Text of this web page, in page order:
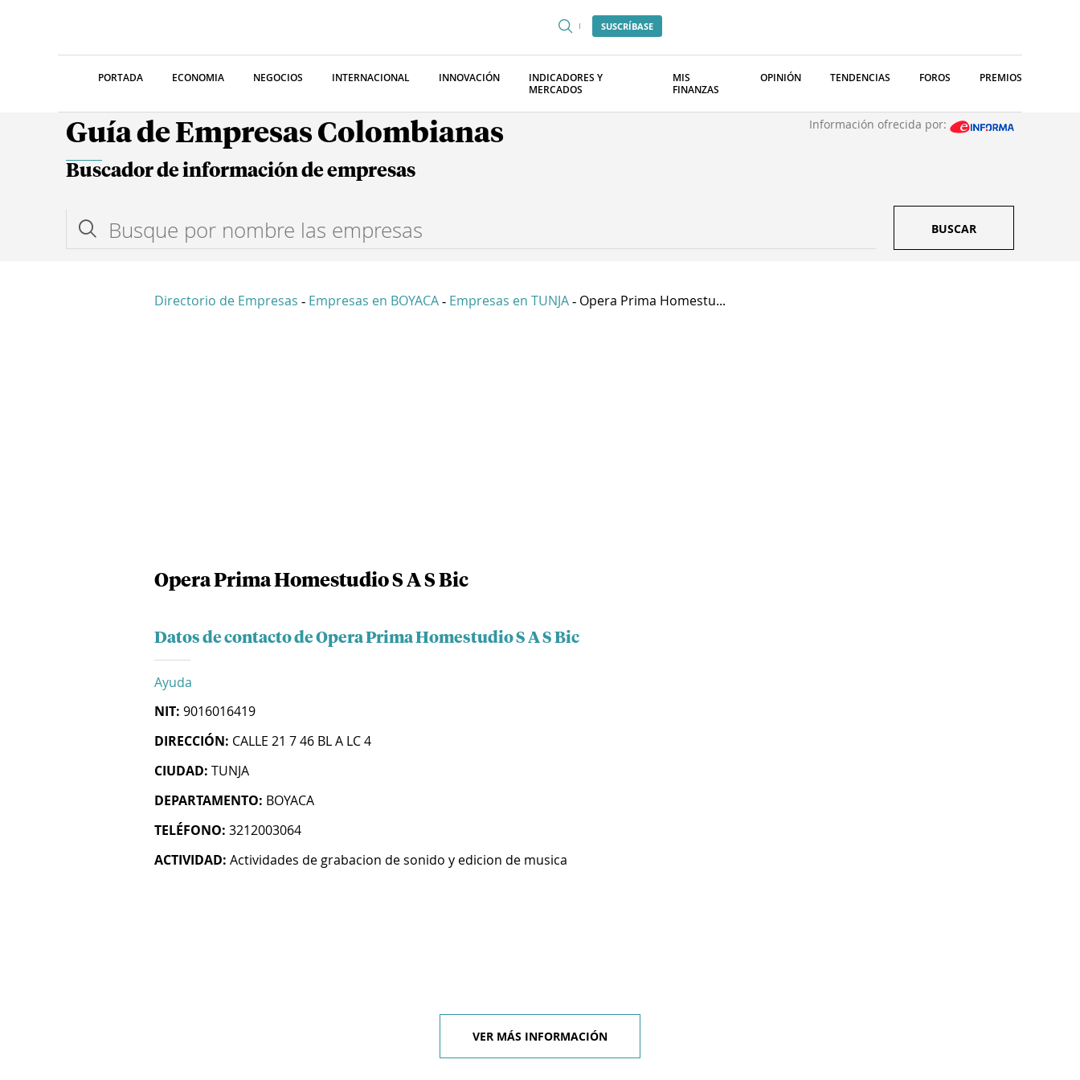
SUSCRÍBASE
PORTADA ECONOMIA NEGOCIOS INTERNACIONAL INNOVACIÓN
INDICADORES Y
MERCADOS
MIS
FINANZAS
OPINIÓN TENDENCIAS FOROS PREMIOS
Guía de Empresas Colombianas Información ofrecida por:
Buscador de información de empresas
BUSCAR
Directorio de Empresas - Empresas en BOYACA - Empresas en TUNJA - Opera Prima Homestu...
Opera Prima Homestudio S A S Bic
Datos de contacto de Opera Prima Homestudio S A S Bic
Ayuda
NIT: 9016016419
DIRECCIÓN: CALLE 21 7 46 BL A LC 4
CIUDAD: TUNJA
DEPARTAMENTO: BOYACA
TELÉFONO: 3212003064
ACTIVIDAD: Actividades de grabacion de sonido y edicion de musica
VER MÁS INFORMACIÓN